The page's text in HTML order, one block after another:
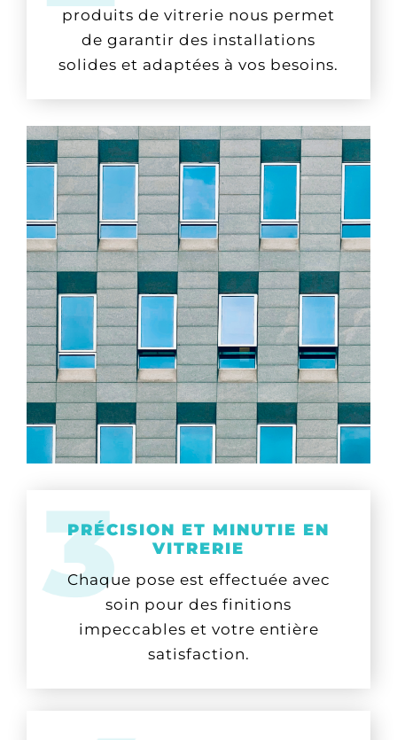
produits de vitrerie nous permet
de garantir des installations
solides et adaptées à vos besoins.
PRÉCISION ET MINUTIE EN
VITRERIE
Chaque pose est effectuée avec
soin pour des finitions
impeccables et votre entière
satisfaction.